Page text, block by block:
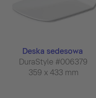
Deska sedesowa
DuraStyle #006379
359 x 433 mm